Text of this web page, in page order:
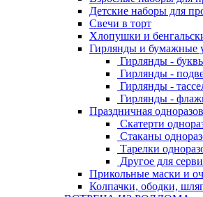
Детские наборы для
Свечи в торт
Хлопушки и
Гирлянды и бумажные
Гирлянды -
Гирлянды -
Гирлянды -
Гирлянды -
Праздничная
Скатерти
Стаканы
Тарелки
Другое для
Прикольные маски и
Колпачки, ободки,